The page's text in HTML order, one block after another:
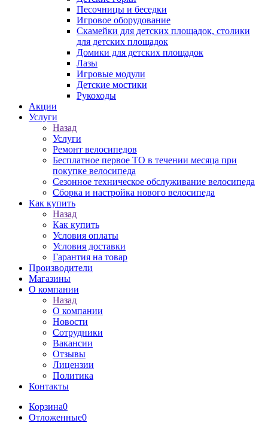
Песочницы и беседки
Игровое оборудование
Скамейки для детских площадок, столики
для детских площадок
Домики для детских площадок
Лазы
Игровые модули
Детские мостики
Рукоходы
Акции
Услуги
Назад
Услуги
Ремонт велосипедов
Бесплатное первое ТО в течении месяца при
покупке велосипеда
Сезонное техническое обслуживание велосипеда
Сборка и настройка нового велосипеда
Как купить
Назад
Как купить
Условия оплаты
Условия доставки
Гарантия на товар
Производители
Магазины
О компании
Назад
О компании
Новости
Сотрудники
Вакансии
Отзывы
Лицензии
Политика
Контакты
Корзина0
Отложенные0